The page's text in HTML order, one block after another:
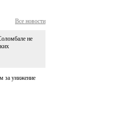
Все новости
не
за унижение